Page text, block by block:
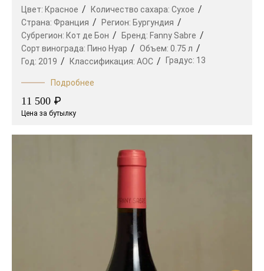
Цвет: Красное Количество сахара: Сухое
Страна: Франция Регион: Бургундия
Субрегион: Кот де Бон Бренд: Fanny Sabre
Сорт винограда: Пино Нуар Объем: 0.75 л
Год: 2019 Классификация: AOC Градус: 13
Подробнее
11 500 ₽
Цена за бутылку